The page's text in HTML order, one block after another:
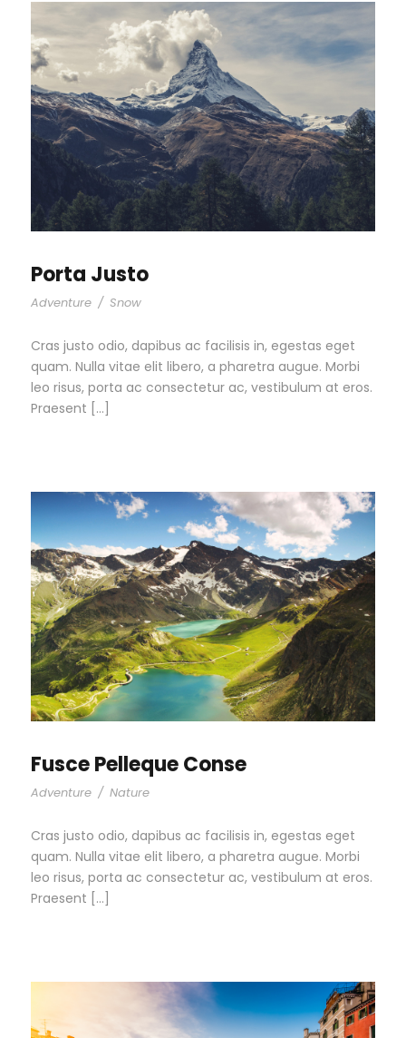
Porta Justo
Adventure / Snow
Cras justo odio, dapibus ac facilisis in, egestas eget
quam. Nulla vitae elit libero, a pharetra augue. Morbi
leo risus, porta ac consectetur ac, vestibulum at eros.
Praesent […]
Fusce Pelleque Conse
Adventure / Nature
Cras justo odio, dapibus ac facilisis in, egestas eget
quam. Nulla vitae elit libero, a pharetra augue. Morbi
leo risus, porta ac consectetur ac, vestibulum at eros.
Praesent […]